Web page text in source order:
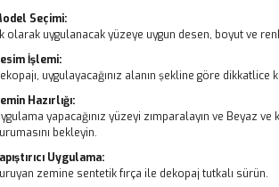
Seçimi:
olarak uygulanacak yüzeye uygun desen, boyut ve
İşlemi:
uygulayacağınız alanın şekline göre dikkatlice
Hazırlığı:
yapacağınız yüzeyi zımparalayın ve Beyaz
bekleyin.
Uygulama:
zemine sentetik fırça ile dekopaj tutkalı sürün.